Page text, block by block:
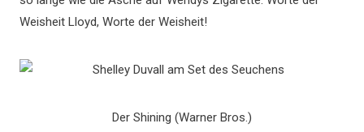
Weisheit Lloyd, Worte der Weisheit!
Der Shining (Warner Bros.)